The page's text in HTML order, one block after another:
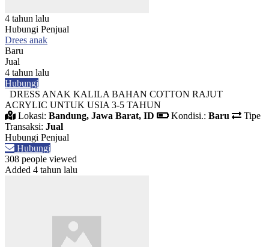
4 tahun lalu
Hubungi Penjual
Drees anak
Baru
Jual
4 tahun lalu
Hubungi
DRESS ANAK KALILA BAHAN COTTON RAJUT
ACRYLIC UNTUK USIA 3-5 TAHUN
Lokasi: Bandung, Jawa Barat, ID Kondisi.: Baru
Tipe
Transaksi: Jual
Hubungi Penjual
Hubungi
308 people viewed
Added 4 tahun lalu